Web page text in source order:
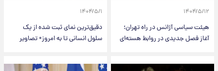
۱۴۰۴/۵/۱۲
هیئت سیاسی آژانس در راه تهران؛
آغاز فصل جدیدی در روابط هسته‌ای
۱۴۰۴/۵/۱
دقیق‌ترین نمای ثبت شده از یک
سلول انسانی تا به امروز+ تصاویر